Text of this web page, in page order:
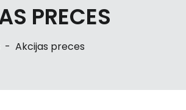
PRECES
- Akcijas preces